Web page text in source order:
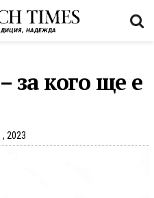
за кого ще е
2023